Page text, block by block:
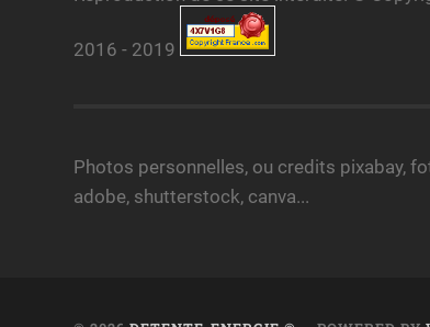
2016 - 2019
Photos personnelles, ou credits pixabay,
adobe, shutterstock, canva...